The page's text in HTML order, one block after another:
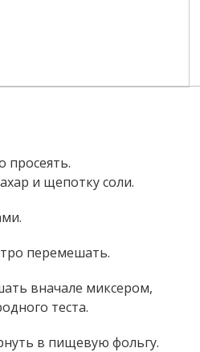
просеять.
и щепотку соли.
перемешать.
вначале миксером,
теста.
в пищевую фольгу.